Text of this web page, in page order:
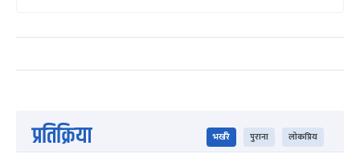
प्रतिक्रिया भर्खरै पुराना लोकप्रिय